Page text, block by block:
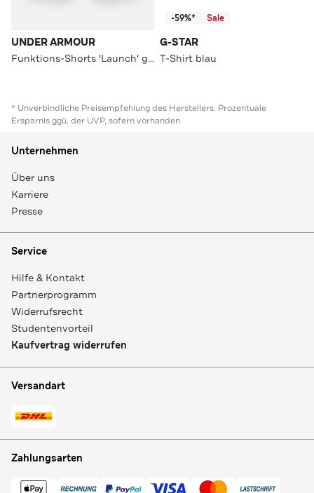
UNDER ARMOUR
Funktions-Shorts 'Launch' grau
-59%* Sale
G-STAR
T-Shirt blau
* Unverbindliche Preisempfehlung des Herstellers. Prozentuale
Ersparnis ggü. der UVP, sofern vorhanden
Unternehmen
Über uns
Karriere
Presse
Service
Hilfe & Kontakt
Partnerprogramm
Widerrufsrecht
Studentenvorteil
Kaufvertrag widerrufen
Versandart
Zahlungsarten